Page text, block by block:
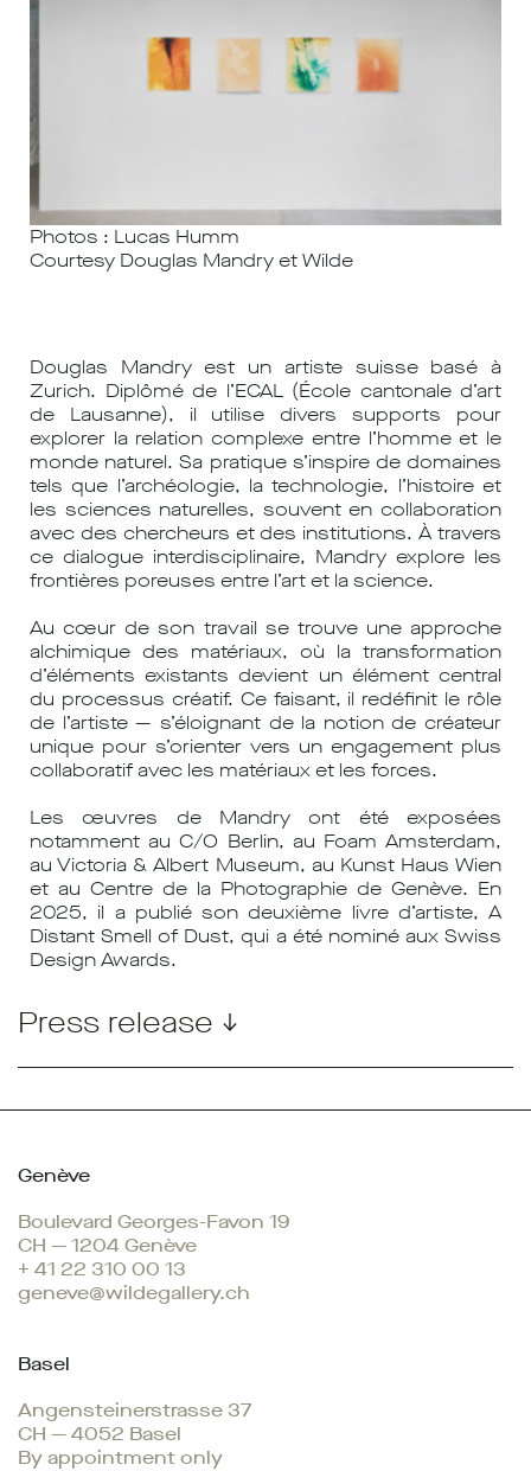
Photos : Lucas Humm
Courtesy Douglas Mandry et Wilde
Douglas Mandry est un artiste suisse basé à
Zurich. Diplômé de l’ECAL (École cantonale d’art
de Lausanne), il utilise divers supports pour
explorer la relation complexe entre l’homme et le
monde naturel. Sa pratique s’inspire de domaines
tels que l’archéologie, la technologie, l’histoire et
les sciences naturelles, souvent en collaboration
avec des chercheurs et des institutions. À travers
ce dialogue interdisciplinaire, Mandry explore les
frontières poreuses entre l’art et la science.
Au cœur de son travail se trouve une approche
alchimique des matériaux, où la transformation
d’éléments existants devient un élément central
du processus créatif. Ce faisant, il redéfinit le rôle
de l’artiste — s’éloignant de la notion de créateur
unique pour s’orienter vers un engagement plus
collaboratif avec les matériaux et les forces.
Les œuvres de Mandry ont été exposées
notamment au C/O Berlin, au Foam Amsterdam,
au Victoria & Albert Museum, au Kunst Haus Wien
et au Centre de la Photographie de Genève. En
2025, il a publié son deuxième livre d’artiste, A
Distant Smell of Dust, qui a été nominé aux Swiss
Design Awards.
Press release ↓
Genève
Boulevard Georges-Favon 19
CH — 1204 Genève
+ 41 22 310 00 13
geneve@wildegallery.ch
Basel
Angensteinerstrasse 37
CH — 4052 Basel
By appointment only